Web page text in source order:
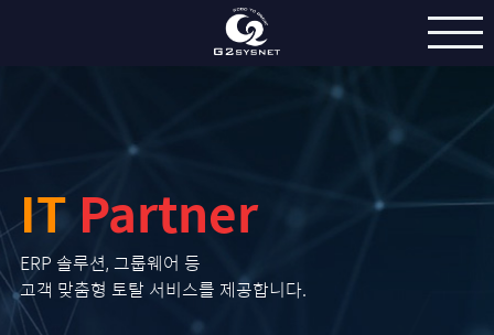
IT Partner
ERP 솔루션, 그룹웨어 등
고객 맞춤형 토탈 서비스를 제공합니다.